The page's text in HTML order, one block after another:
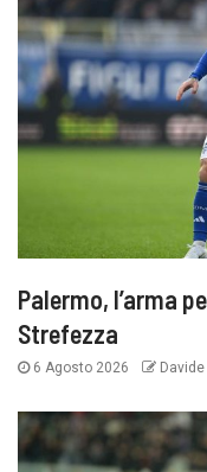
Palermo, l’arma
Strefezza
6 Agosto 2026